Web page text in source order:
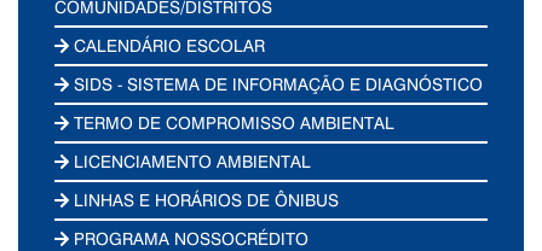
COMUNIDADES/DISTRITOS
CALENDÁRIO ESCOLAR
SIDS - SISTEMA DE INFORMAÇÃO E DIAGNÓSTICO
TERMO DE COMPROMISSO AMBIENTAL
LICENCIAMENTO AMBIENTAL
LINHAS E HORÁRIOS DE ÔNIBUS
PROGRAMA NOSSOCRÉDITO